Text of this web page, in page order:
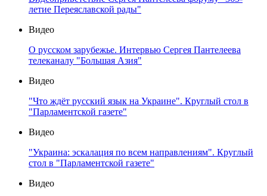
летие Переяславской рады"
Видео
О русском зарубежье. Интервью Сергея Пантелеева
телеканалу "Большая Азия"
Видео
"Что ждёт русский язык на Украине". Круглый стол в
"Парламентской газете"
Видео
"Украина: эскалация по всем направлениям". Круглый
стол в "Парламентской газете"
Видео